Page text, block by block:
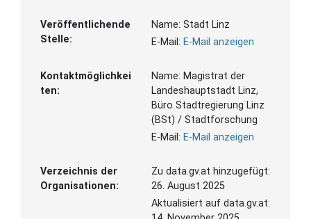
Veröffentlichende
Stelle:
Name: Stadt Linz
E-Mail: E-Mail anzeigen
Kontaktmöglichkei
ten:
Name: Magistrat der
Landeshauptstadt Linz,
Büro Stadtregierung Linz
(BSt) / Stadtforschung
E-Mail: E-Mail anzeigen
Verzeichnis der
Organisationen:
Zu data.gv.at hinzugefügt:
26. August 2025
Aktualisiert auf data.gv.at: